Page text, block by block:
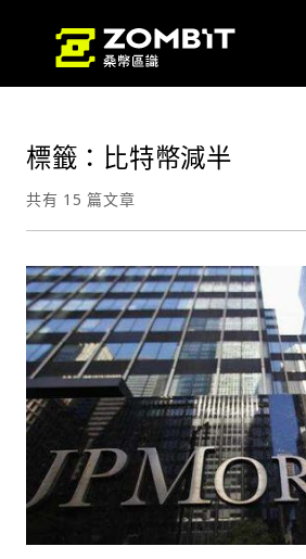
標籤：比特幣減半
共有 15 篇文章